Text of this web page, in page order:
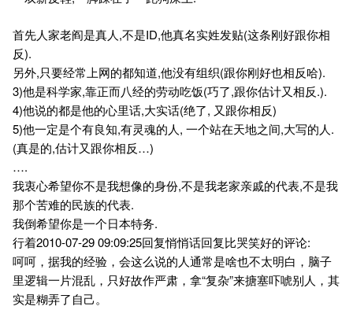
首先人家老阎是真人,不是ID,他真名实姓发贴(这条刚好跟你相
反).
另外,只要经常上网的都知道,他没有组织(跟你刚好也相反哈).
3)他是科学家,靠正而八经的劳动吃饭(巧了,跟你估计又相反.).
4)他说的都是他的心里话,大实话(绝了, 又跟你相反)
5)他一定是个有良知,有灵魂的人, 一个站在天地之间,大写的人.
(真是的,估计又跟你相反…)
….
我衷心希望你不是我想像的身份,不是我老家亲戚的代表,不是我
那个苦难的民族的代表.
我倒希望你是一个日本特务.
行着2010-07-29 09:09:25回复悄悄话回复比哭笑好的评论:
呵呵，据我的经验，会这么说的人通常是啥也不太明白，脑子
里逻辑一片混乱，只好故作严肃，拿“复杂”来搪塞吓唬别人，其
实是糊弄了自己。